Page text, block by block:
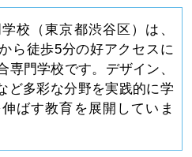
校（東京都渋谷区）は、
ら徒歩5分の好アクセスに
専門学校です。デザイン、
ど多彩な分野を実践的に学
ばす教育を展開していま